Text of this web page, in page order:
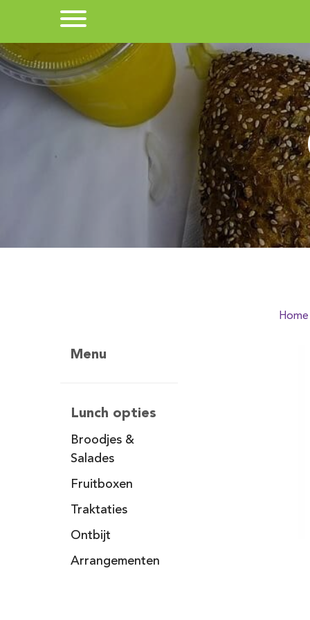
Menu
Lunch opties
Broodjes &
Salades
Fruitboxen
Traktaties
Ontbijt
Arrangementen
Home